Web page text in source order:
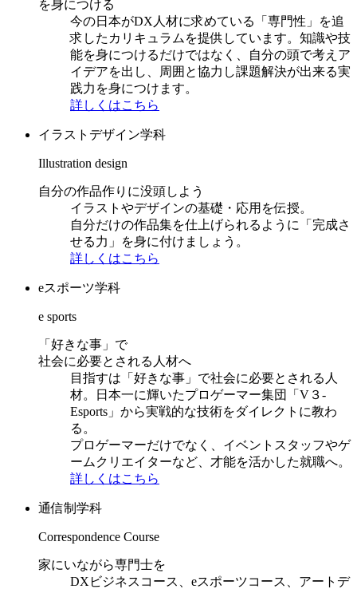
を身につける
今の日本がDX人材に求めている「専門性」を追
求したカリキュラムを提供しています。知識や技
能を身につけるだけではなく、自分の頭で考えア
イデアを出し、周囲と協力し課題解決が出来る実
践力を身につけます。
詳しくはこちら
イラストデザイン学科
Illustration design
自分の作品作りに没頭しよう
イラストやデザインの基礎・応用を伝授。
自分だけの作品集を仕上げられるように「完成さ
せる力」を身に付けましょう。
詳しくはこちら
eスポーツ学科
e sports
「好きな事」で
社会に必要とされる人材へ
目指すは「好きな事」で社会に必要とされる人
材。日本一に輝いたプロゲーマー集団「V３-
Esports」から実戦的な技術をダイレクトに教わ
る。
プロゲーマーだけでなく、イベントスタッフやゲ
ームクリエイターなど、才能を活かした就職へ。
詳しくはこちら
通信制学科
Correspondence Course
家にいながら専門士を
DXビジネスコース、eスポーツコース、アートデ